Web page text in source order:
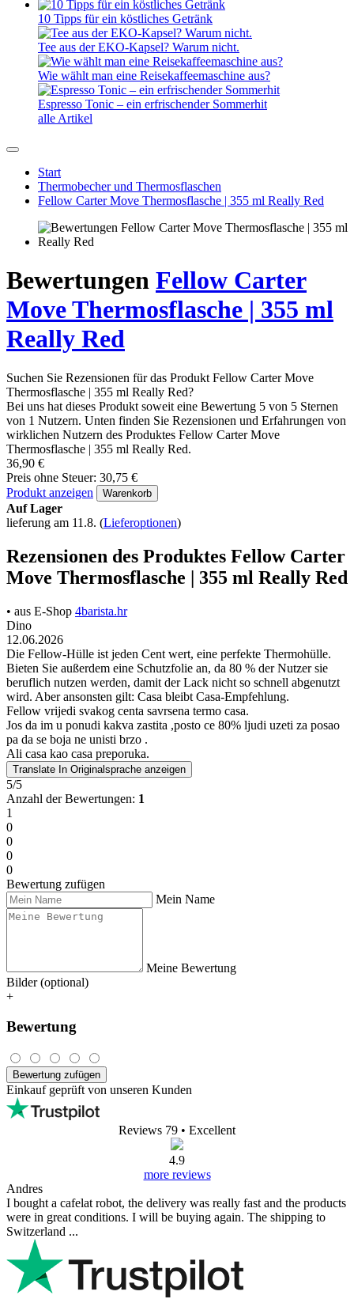
10 Tipps für ein köstliches Getränk
Tee aus der EKO-Kapsel? Warum nicht.
Wie wählt man eine Reisekaffeemaschine aus?
Espresso Tonic – ein erfrischender Sommerhit
alle Artikel
Start
Thermobecher und Thermosflaschen
Fellow Carter Move Thermosflasche | 355 ml Really Red
Bewertungen Fellow Carter
Move Thermosflasche | 355 ml
Really Red
Suchen Sie Rezensionen für das Produkt Fellow Carter Move
Thermosflasche | 355 ml Really Red?
Bei uns hat dieses Produkt soweit eine Bewertung 5 von 5 Sternen
von 1 Nutzern. Unten finden Sie Rezensionen und Erfahrungen von
wirklichen Nutzern des Produktes Fellow Carter Move
Thermosflasche | 355 ml Really Red.
36,90 €
Preis ohne Steuer: 30,75 €
Produkt anzeigen
Warenkorb
Auf Lager
lieferung am 11.8. (Lieferoptionen)
Rezensionen des Produktes Fellow Carter
Move Thermosflasche | 355 ml Really Red
• aus E-Shop 4barista.hr
Dino
12.06.2026
Die Fellow-Hülle ist jeden Cent wert, eine perfekte Thermohülle.
Bieten Sie außerdem eine Schutzfolie an, da 80 % der Nutzer sie
beruflich nutzen werden, damit der Lack nicht so schnell abgenutzt
wird. Aber ansonsten gilt: Casa bleibt Casa-Empfehlung.
Fellow vrijedi svakog centa savrsena termo casa.
Jos da im u ponudi kakva zastita ,posto ce 80% ljudi uzeti za posao
pa da se boja ne unisti brzo .
Ali casa kao casa preporuka.
Translate In Originalsprache anzeigen
5/5
Anzahl der Bewertungen: 1
1
0
0
0
0
Bewertung zufügen
Mein Name
Meine Bewertung
Bilder (optional)
+
Bewertung
Bewertung zufügen
Einkauf geprüft von unseren Kunden
Reviews 79 • Excellent
4.9
more reviews
Andres
I bought a cafelat robot, the delivery was really fast and the products
were in great conditions. I will be buying again. The shipping to
Switzerland ...